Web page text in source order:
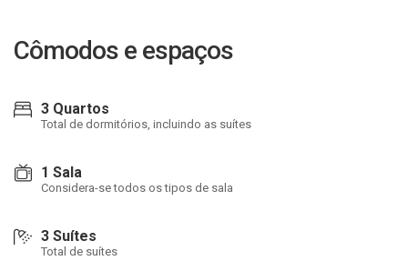
Cômodos e espaços
3 Quartos
Total de dormitórios, incluindo as suítes
1 Sala
Considera-se todos os tipos de sala
3 Suítes
Total de suítes